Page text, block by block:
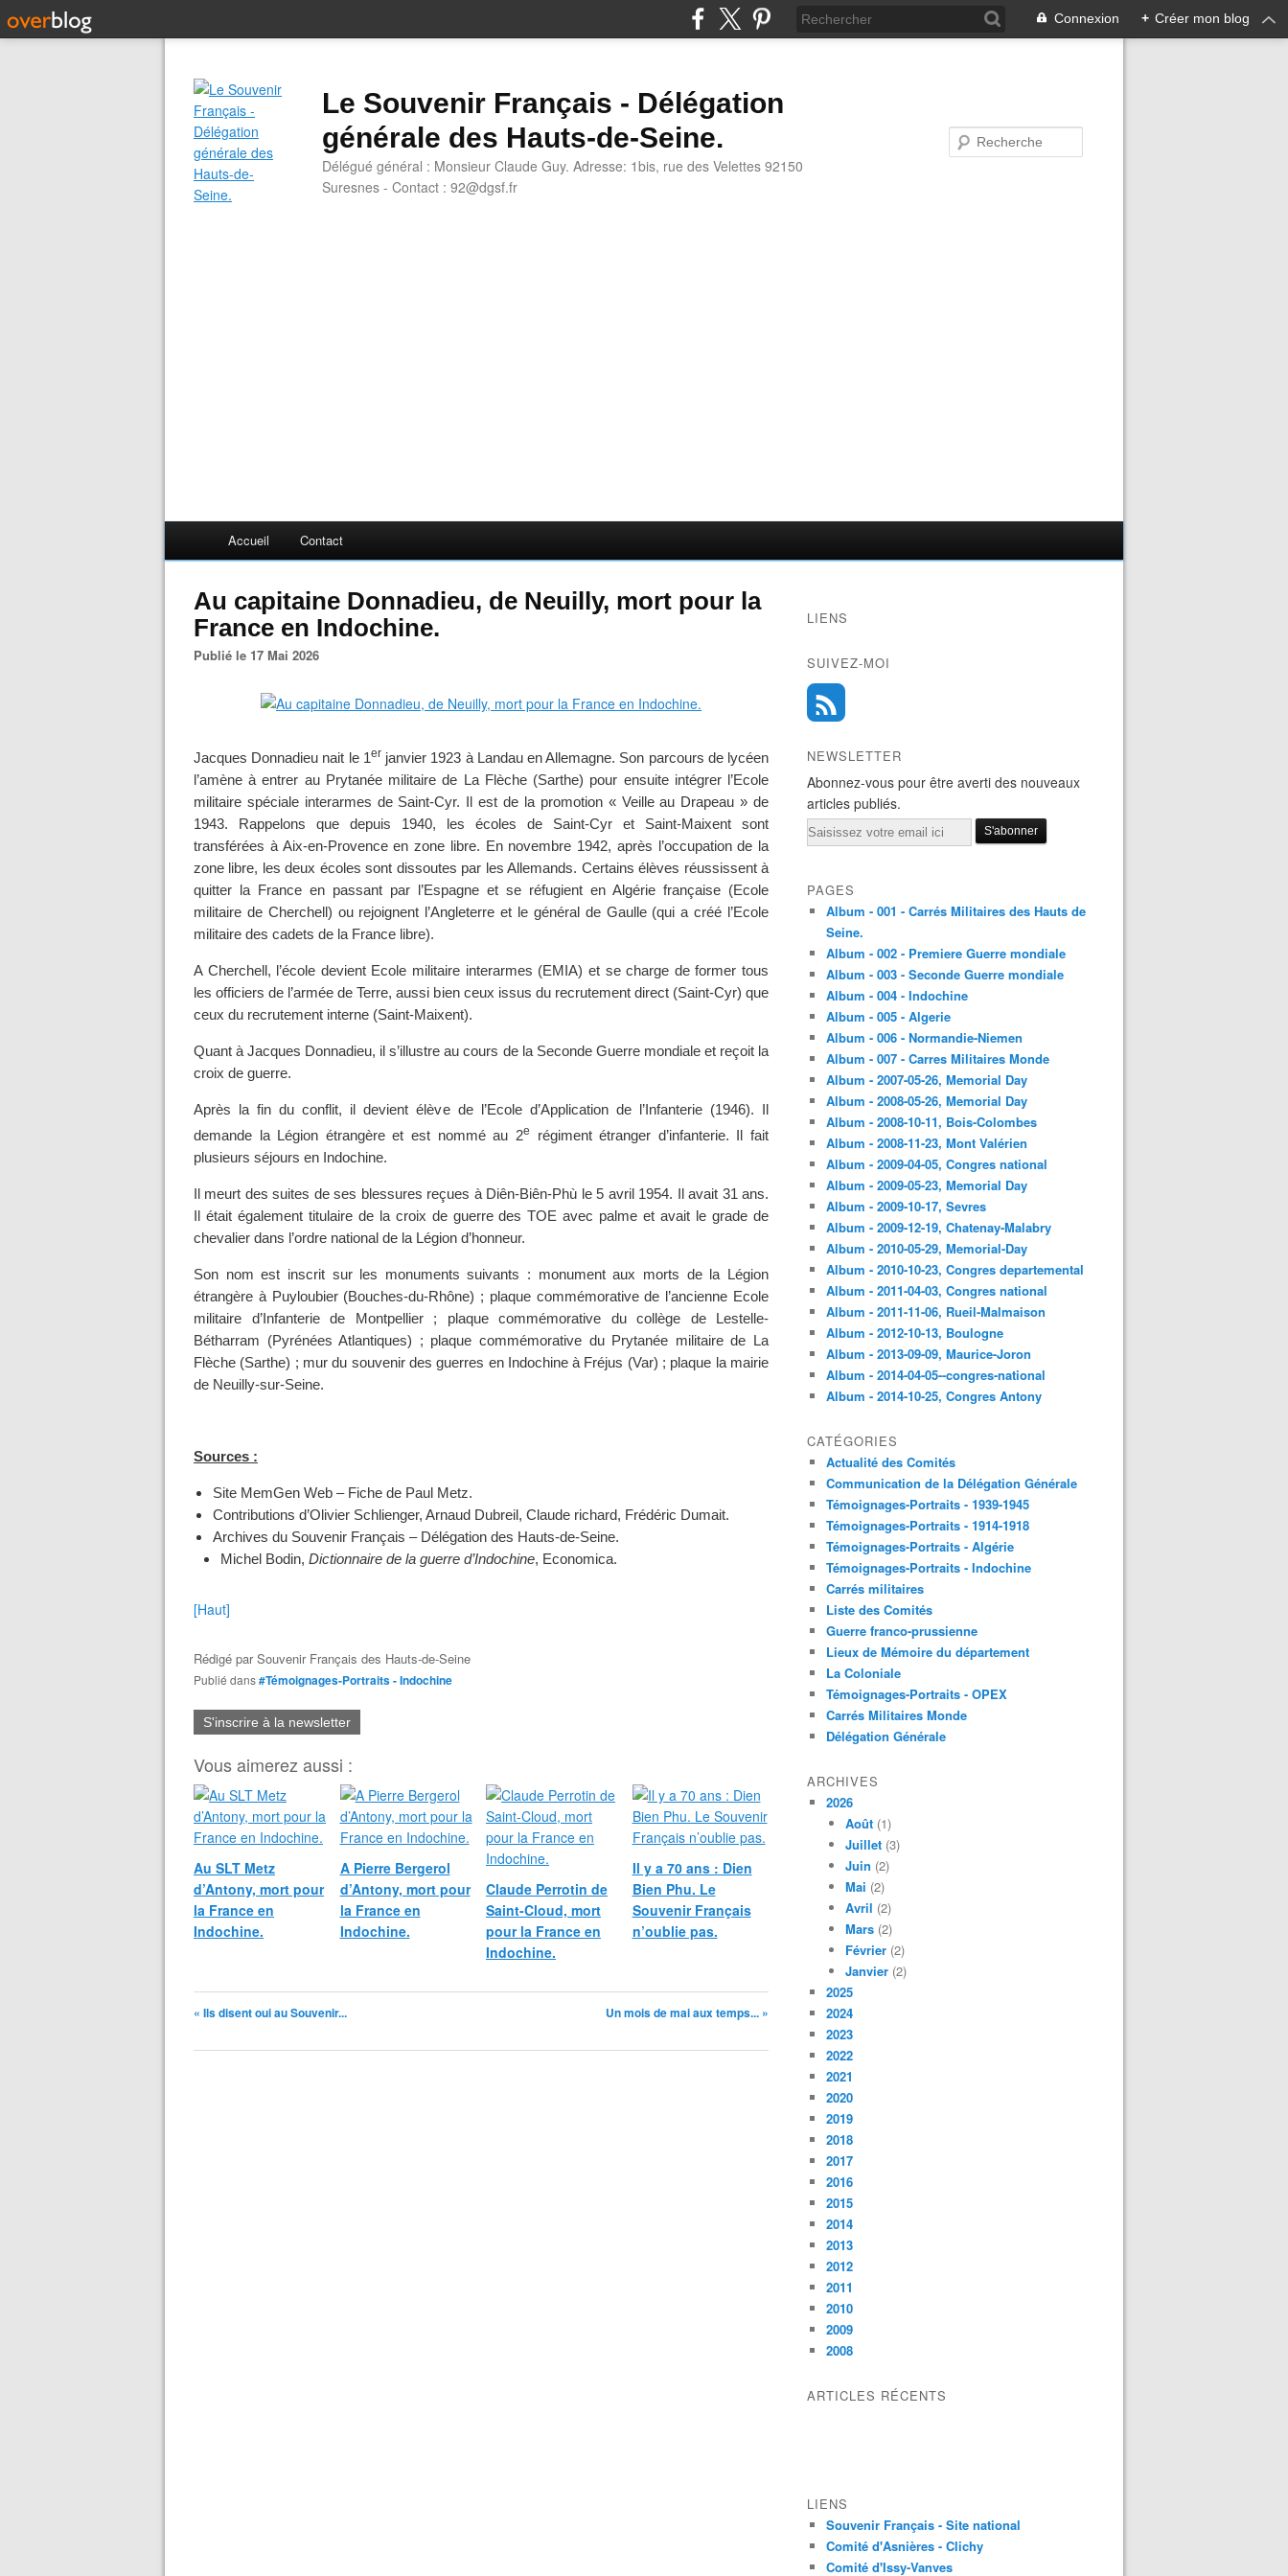
Connexion + Créer mon blog
Le Souvenir Français - Délégation
générale des Hauts-de-Seine.
Délégué général : Monsieur Claude Guy. Adresse: 1bis, rue des Velettes 92150
Suresnes - Contact : 92@dgsf.fr
Accueil Contact
Au capitaine Donnadieu, de Neuilly, mort pour la
France en Indochine.
Publié le 17 Mai 2026
Jacques Donnadieu nait le 1er janvier 1923 à Landau en Allemagne. Son parcours de lycéen
l’amène à entrer au Prytanée militaire de La Flèche (Sarthe) pour ensuite intégrer l’Ecole
militaire spéciale interarmes de Saint-Cyr. Il est de la promotion « Veille au Drapeau » de
1943. Rappelons que depuis 1940, les écoles de Saint-Cyr et Saint-Maixent sont
transférées à Aix-en-Provence en zone libre. En novembre 1942, après l’occupation de la
zone libre, les deux écoles sont dissoutes par les Allemands. Certains élèves réussissent à
quitter la France en passant par l’Espagne et se réfugient en Algérie française (Ecole
militaire de Cherchell) ou rejoignent l’Angleterre et le général de Gaulle (qui a créé l’Ecole
militaire des cadets de la France libre).
A Cherchell, l’école devient Ecole militaire interarmes (EMIA) et se charge de former tous
les officiers de l’armée de Terre, aussi bien ceux issus du recrutement direct (Saint-Cyr) que
ceux du recrutement interne (Saint-Maixent).
Quant à Jacques Donnadieu, il s’illustre au cours de la Seconde Guerre mondiale et reçoit la
croix de guerre.
Après la fin du conflit, il devient élève de l’Ecole d’Application de l’Infanterie (1946). Il
demande la Légion étrangère et est nommé au 2e
régiment étranger d’infanterie. Il fait
plusieurs séjours en Indochine.
Il meurt des suites de ses blessures reçues à Diên-Biên-Phù le 5 avril 1954. Il avait 31 ans.
Il était également titulaire de la croix de guerre des TOE avec palme et avait le grade de
chevalier dans l’ordre national de la Légion d’honneur.
Son nom est inscrit sur les monuments suivants : monument aux morts de la Légion
étrangère à Puyloubier (Bouches-du-Rhône) ; plaque commémorative de l’ancienne Ecole
militaire d’Infanterie de Montpellier ; plaque commémorative du collège de Lestelle-
Bétharram (Pyrénées Atlantiques) ; plaque commémorative du Prytanée militaire de La
Flèche (Sarthe) ; mur du souvenir des guerres en Indochine à Fréjus (Var) ; plaque la mairie
de Neuilly-sur-Seine.
Sources :
Site MemGen Web – Fiche de Paul Metz.
Contributions d’Olivier Schlienger, Arnaud Dubreil, Claude richard, Frédéric Dumait.
Archives du Souvenir Français – Délégation des Hauts-de-Seine.
Michel Bodin, Dictionnaire de la guerre d’Indochine, Economica.
[Haut]
Rédigé parSouvenir Français des Hauts-de-Seine
Publié dans#Témoignages-Portraits - Indochine
S'inscrire à la newsletter
Vous aimerez aussi :
Au SLT Metz
d’Antony, mort pour
la France en
Indochine.
A Pierre Bergerol
d’Antony, mort pour
la France en
Indochine.
Claude Perrotin de
Saint-Cloud, mort
pour la France en
Indochine.
Il y a 70 ans : Dien
Bien Phu. Le
Souvenir Français
n’oublie pas.
« Ils disent oui au Souvenir... Un mois de mai aux temps... »
LIENS
SUIVEZ-MOI
NEWSLETTER
Abonnez-vous pour être averti des nouveaux
articles publiés.
Email
PAGES
Album - 001 - Carrés Militaires des Hauts de
Seine.
Album - 002 - Premiere Guerre mondiale
Album - 003 - Seconde Guerre mondiale
Album - 004 - Indochine
Album - 005 - Algerie
Album - 006 - Normandie-Niemen
Album - 007 - Carres Militaires Monde
Album - 2007-05-26, Memorial Day
Album - 2008-05-26, Memorial Day
Album - 2008-10-11, Bois-Colombes
Album - 2008-11-23, Mont Valérien
Album - 2009-04-05, Congres national
Album - 2009-05-23, Memorial Day
Album - 2009-10-17, Sevres
Album - 2009-12-19, Chatenay-Malabry
Album - 2010-05-29, Memorial-Day
Album - 2010-10-23, Congres departemental
Album - 2011-04-03, Congres national
Album - 2011-11-06, Rueil-Malmaison
Album - 2012-10-13, Boulogne
Album - 2013-09-09, Maurice-Joron
Album - 2014-04-05--congres-national
Album - 2014-10-25, Congres Antony
CATÉGORIES
Actualité des Comités
Communication de la Délégation Générale
Témoignages-Portraits - 1939-1945
Témoignages-Portraits - 1914-1918
Témoignages-Portraits - Algérie
Témoignages-Portraits - Indochine
Carrés militaires
Liste des Comités
Guerre franco-prussienne
Lieux de Mémoire du département
La Coloniale
Témoignages-Portraits - OPEX
Carrés Militaires Monde
Délégation Générale
ARCHIVES
2026
Août (1)
Juillet (3)
Juin (2)
Mai (2)
Avril (2)
Mars (2)
Février (2)
Janvier (2)
2025
2024
2023
2022
2021
2020
2019
2018
2017
2016
2015
2014
2013
2012
2011
2010
2009
2008
ARTICLES RÉCENTS
LIENS
Souvenir Français - Site national
Comité d'Asnières - Clichy
Comité d'Issy-Vanves